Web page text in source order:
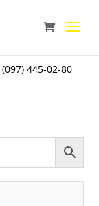
(097) 445-02-80